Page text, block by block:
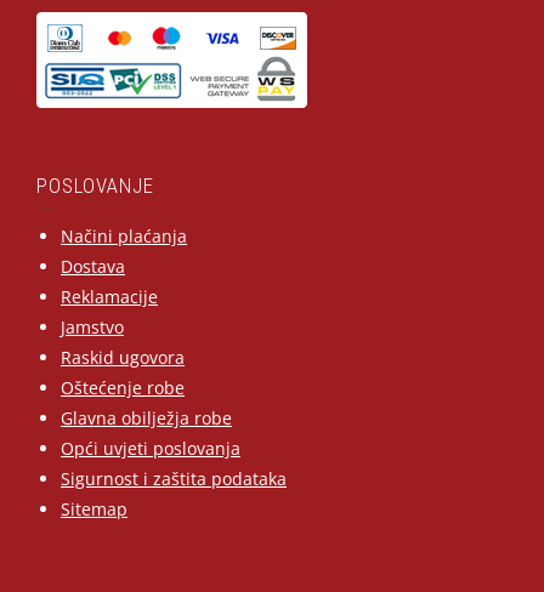
POSLOVANJE
Načini plaćanja
Dostava
Reklamacije
Jamstvo
Raskid ugovora
Oštećenje robe
Glavna obilježja robe
Opći uvjeti poslovanja
Sigurnost i zaštita podataka
Sitemap